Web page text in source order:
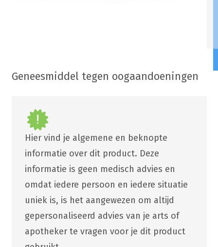
Geneesmiddel tegen oogaandoeningen
Hier vind je algemene en beknopte
informatie over dit product. Deze
informatie is geen medisch advies en
omdat iedere persoon en iedere situatie
uniek is, is het aangewezen om altijd
gepersonaliseerd advies van je arts of
apotheker te vragen voor je dit product